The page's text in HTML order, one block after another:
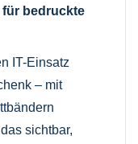
für bedruckte
IT-Einsatz
– mit
sichtbar,